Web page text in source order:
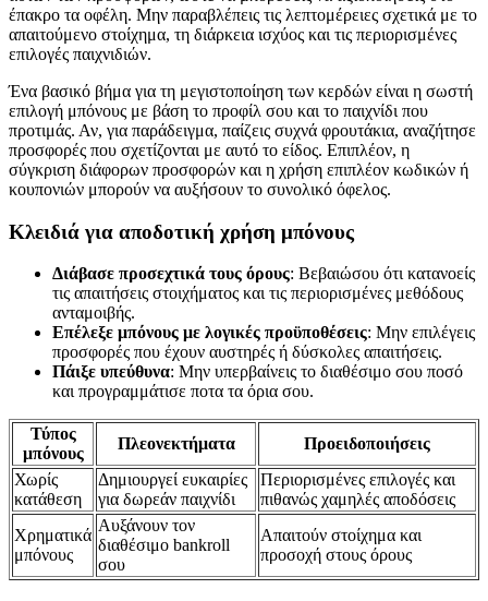
έπακρο τα οφέλη. Μην παραβλέπεις τις λεπτομέρειες σχετικά με το
απαιτούμενο στοίχημα, τη διάρκεια ισχύος και τις περιορισμένες
επιλογές παιχνιδιών.
Ένα βασικό βήμα για τη μεγιστοποίηση των κερδών είναι η σωστή
επιλογή μπόνους με βάση το προφίλ σου και το παιχνίδι που
προτιμάς. Αν, για παράδειγμα, παίζεις συχνά φρουτάκια, αναζήτησε
προσφορές που σχετίζονται με αυτό το είδος. Επιπλέον, η
σύγκριση διάφορων προσφορών και η χρήση επιπλέον κωδικών ή
κουπονιών μπορούν να αυξήσουν το συνολικό όφελος.
Κλειδιά για αποδοτική χρήση μπόνους
Διάβασε προσεχτικά τους όρους: Βεβαιώσου ότι κατανοείς
τις απαιτήσεις στοιχήματος και τις περιορισμένες μεθόδους
ανταμοιβής.
Επέλεξε μπόνους με λογικές προϋποθέσεις: Μην επιλέγεις
προσφορές που έχουν αυστηρές ή δύσκολες απαιτήσεις.
Πάιξε υπεύθυνα: Μην υπερβαίνεις το διαθέσιμο σου ποσό
και προγραμμάτισε ποτα τα όρια σου.
Τύπος
μπόνους
Πλεονεκτήματα
Προειδοποιήσεις
Χωρίς
κατάθεση
Δημιουργεί ευκαιρίες
για δωρεάν παιχνίδι
Περιορισμένες επιλογές και
πιθανώς χαμηλές αποδόσεις
Χρηματικά
μπόνους
Αυξάνουν τον
διαθέσιμο bankroll
σου
Απαιτούν στοίχημα και
προσοχή στους όρους